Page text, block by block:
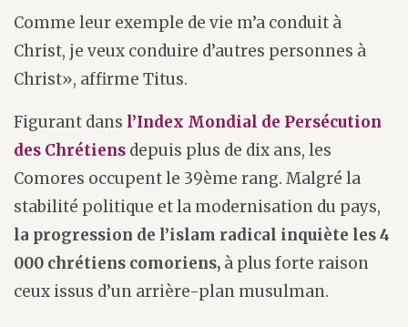
Comme leur exemple de vie m’a conduit à
Christ, je veux conduire d’autres personnes à
Christ», affirme Titus.
Figurant dans l’Index Mondial de Persécution
des Chrétiens depuis plus de dix ans, les
Comores occupent le 39ème rang. Malgré la
stabilité politique et la modernisation du pays,
la progression de l’islam radical inquiète les 4
000 chrétiens comoriens, à plus forte raison
ceux issus d’un arrière-plan musulman.